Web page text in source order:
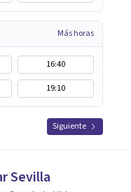
Más horas
16:40
19:10
Siguiente
Sevilla